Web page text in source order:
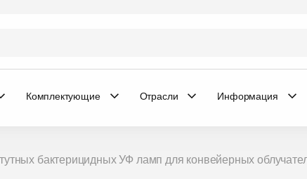
Комплектующие Отрасли Информация
бактерицидных УФ ламп для конвейерных